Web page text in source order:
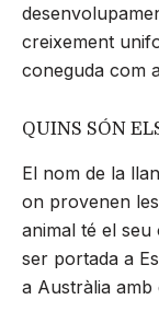
creixement
coneguda com
QUINS SÓN
El nom de la
on provenen
animal té el seu
ser portada a
a Austràlia